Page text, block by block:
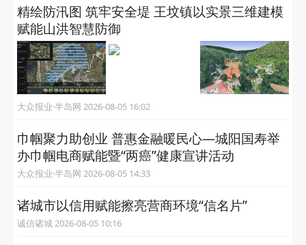
精绘防汛图 筑牢安全堤 王坟镇以实景三维建模
赋能山洪智慧防御
大众报业·半岛网 2026-08-05 16:02
巾帼聚力助创业 普惠金融暖民心—城阳国寿举
办巾帼电商赋能暨“两癌”健康宣讲活动
大众报业·半岛网 2026-08-05 14:33
诸城市以信用赋能擦亮营商环境“信名片”
诚信诸城 2026-08-05 10:16